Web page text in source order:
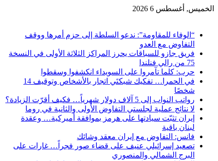
الخميس, أغسطس 6 2026
“الوفاء للمقاومة”: ندعو السلطة إلى حزم أمرها ووقف
التفاوض مع العدو
فريق جازو للسباقات يحرز المراكز الثلاثة الأولى في النسخة
75 من رالي فنلندا
حرب: كلما تآمروا على السويداء انكشفوا وسقطوا
في الحمرا… تفكيك شبكتَي اتجار بالأشخاص وتوقيف 14
شخصًا
رواتب النواب إلى 5 آلاف دولار شهرياً… فكيف أقرّت الزيادة؟
لا نتائج عملية لجلستي التفاوض الأولى والثانية في روما
إيران تثبّت سيادتها على هرمز بموافقة أميركية… وعقدة
لبنان باقية
فانس: التفاوض مع إيران معقد وشائك
تصعيد إسرائيلي عنيف على قضاء صور فجراً… غارات على
البرج الشمالي والمنصوري